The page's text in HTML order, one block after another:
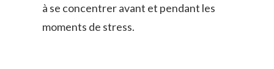
à se concentrer avant ⁣et‍ pendant les
moments de stress.